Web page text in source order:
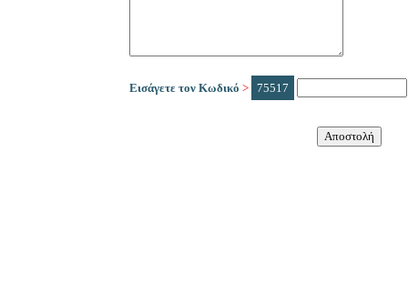
Εισάγετε τον Κωδικό > 75517